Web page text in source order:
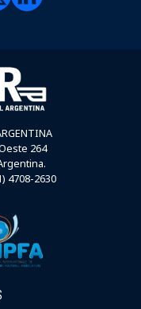
264
4708-2630